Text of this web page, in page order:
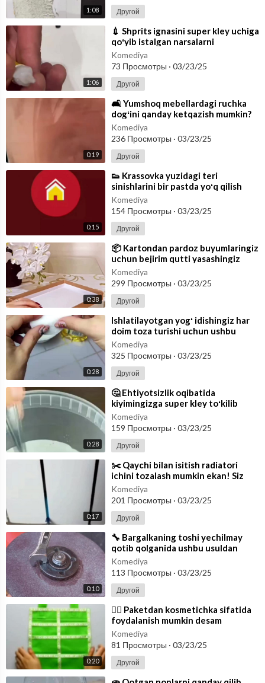
1:08 Другой
1:06
⁣💉 Shprits ignasini super kley uchiga
qoʻyib istalgan narsalarni
yopishtirish mumkin! Ushbu videoni
Komediya
73 Просмотры · 03/23/25
Другой
0:19
⁣🛋 Yumshoq mebellardagi ruchka
dogʻini qanday ketqazish mumkin?
Sochga sepiladigan lakni ruchka
suyo
Komediya
236 Просмотры · 03/23/25
Другой
0:15
⁣👟 Krassovka yuzidagi teri
sinishlarini bir pastda yoʻq qilish
mumkin! 🤷‍♀ Qanday qilib
deysizmi???
Komediya
154 Просмотры · 03/23/25
Другой
0:38
⁣📦 Kartondan pardoz buyumlaringiz
uchun bejirim qutti yasashingiz
mumkin! Bu videoni kuzgu yonidan
Komediya
299 Просмотры · 03/23/25
Другой
0:28
⁣Ishlatilayotgan yogʻ idishingiz har
doim toza turishi uchun ushbu
usuldan foydalanishingiz mumkin!
Komediya
325 Просмотры · 03/23/25
Другой
0:28
⁣🤔 Ehtiyotsizlik oqibatida
kiyimingizga super kley toʻkilib
ketganida nima qilish mumkin?
Bunday xol
Komediya
159 Просмотры · 03/23/25
Другой
0:17
⁣✂️ Qaychi bilan isitish radiatori
ichini tozalash mumkin ekan! Siz
ham ushbu usuldan foydalanib is
Komediya
201 Просмотры · 03/23/25
Другой
0:10
⁣🔧 Bargalkaning toshi yechilmay
qotib qolganida ushbu usuldan
foydalanishingiz mumkin! Ushbu
videon
Komediya
113 Просмотры · 03/23/25
Другой
0:20
⁣💁‍♀ Paketdan kosmetichka sifatida
foydalanish mumkin desam
ishonasizmi? Darxol bozor
sumkangizni ol
Komediya
81 Просмотры · 03/23/25
Другой